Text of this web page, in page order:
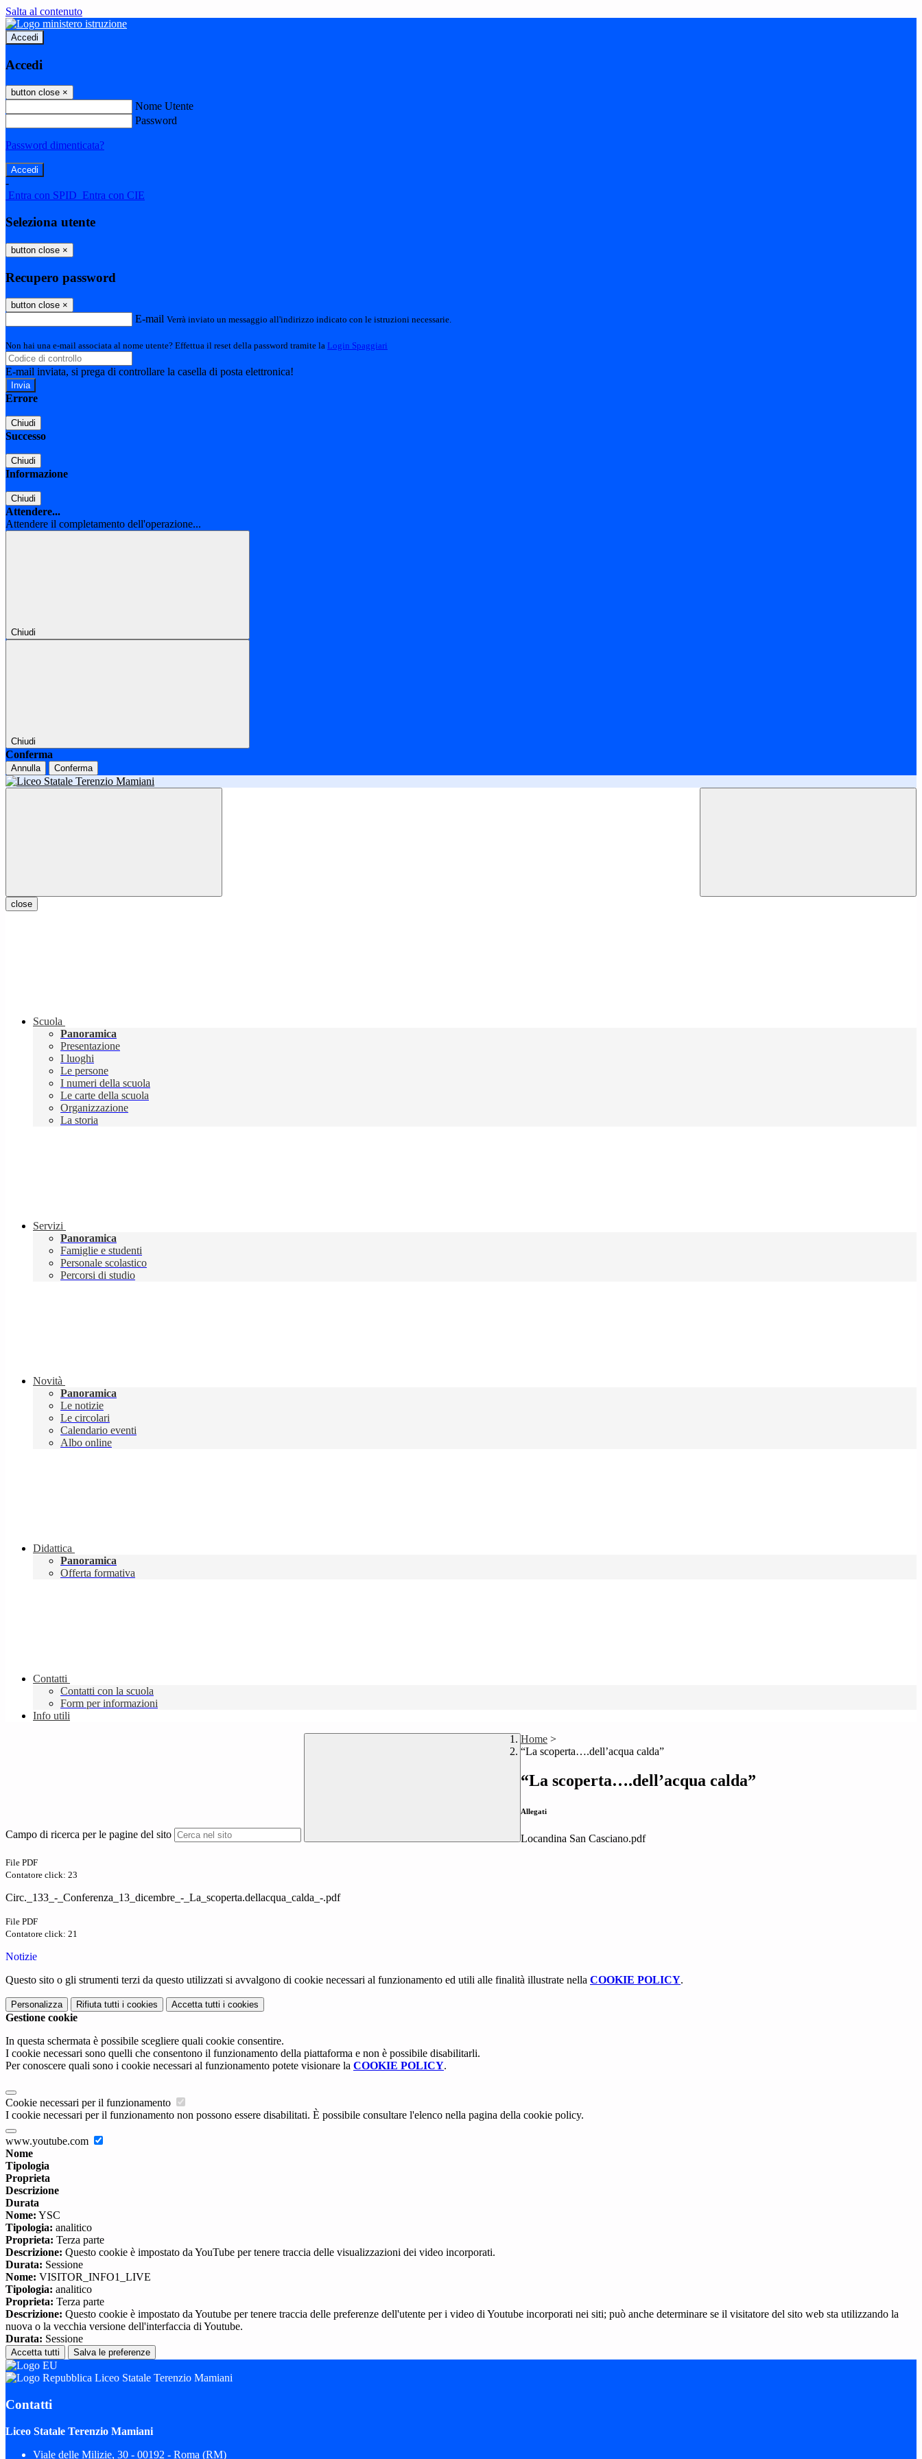
Salta al contenuto
Accedi
Accedi
button close ×
Nome Utente
Password
Password dimenticata?
-
Entra con SPID Entra con CIE
Seleziona utente
button close ×
Recupero password
button close ×
E-mail Verrà inviato un messaggio all'indirizzo indicato con le istruzioni necessarie.
Non hai una e-mail associata al nome utente? Effettua il reset della password tramite la Login Spaggiari
E-mail inviata, si prega di controllare la casella di posta elettronica!
Errore
Chiudi
Successo
Chiudi
Informazione
Chiudi
Attendere...
Attendere il completamento dell'operazione...
Chiudi
Chiudi
Conferma
Annulla Conferma
close
Scuola
Panoramica
Presentazione
I luoghi
Le persone
I numeri della scuola
Le carte della scuola
Organizzazione
La storia
Servizi
Panoramica
Famiglie e studenti
Personale scolastico
Percorsi di studio
Novità
Panoramica
Le notizie
Le circolari
Calendario eventi
Albo online
Didattica
Panoramica
Offerta formativa
Contatti
Contatti con la scuola
Form per informazioni
Info utili
Campo di ricerca per le pagine del sito
Home >
“La scoperta….dell’acqua calda”
“La scoperta….dell’acqua calda”
Allegati
Locandina San Casciano.pdf
File PDF
Contatore click: 23
Circ._133_-_Conferenza_13_dicembre_-_La_scoperta.dellacqua_calda_-.pdf
File PDF
Contatore click: 21
Notizie
Questo sito o gli strumenti terzi da questo utilizzati si avvalgono di cookie necessari al funzionamento ed utili alle finalità illustrate nella COOKIE POLICY.
Personalizza Rifiuta tutti i cookies Accetta tutti i cookies
Gestione cookie
In questa schermata è possibile scegliere quali cookie consentire.
I cookie necessari sono quelli che consentono il funzionamento della piattaforma e non è possibile disabilitarli.
Per conoscere quali sono i cookie necessari al funzionamento potete visionare la COOKIE POLICY.
Cookie necessari per il funzionamento
I cookie necessari per il funzionamento non possono essere disabilitati. È possibile consultare l'elenco nella pagina della cookie policy.
www.youtube.com
Nome
Tipologia
Proprieta
Descrizione
Durata
Nome: YSC
Tipologia: analitico
Proprieta: Terza parte
Descrizione: Questo cookie è impostato da YouTube per tenere traccia delle visualizzazioni dei video incorporati.
Durata: Sessione
Nome: VISITOR_INFO1_LIVE
Tipologia: analitico
Proprieta: Terza parte
Descrizione: Questo cookie è impostato da Youtube per tenere traccia delle preferenze dell'utente per i video di Youtube incorporati nei siti; può anche determinare se il visitatore del sito web sta utilizzando la
nuova o la vecchia versione dell'interfaccia di Youtube.
Durata: Sessione
Accetta tutti Salva le preferenze
Liceo Statale Terenzio Mamiani
Contatti
Liceo Statale Terenzio Mamiani
Viale delle Milizie, 30 - 00192 - Roma (RM)